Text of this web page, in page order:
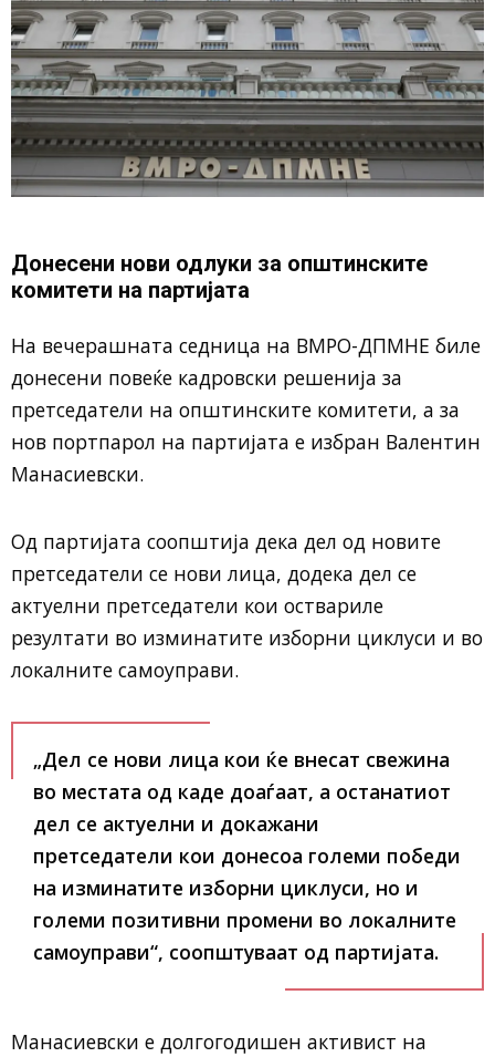
Донесени нови одлуки за општинските
комитети на партијата
На вечерашната седница на ВМРО-ДПМНЕ биле
донесени повеќе кадровски решенија за
претседатели на општинските комитети, а за
нов портпарол на партијата е избран Валентин
Манасиевски.
Од партијата соопштија дека дел од новите
претседатели се нови лица, додека дел се
актуелни претседатели кои оствариле
резултати во изминатите изборни циклуси и во
локалните самоуправи.
„Дел се нови лица кои ќе внесат свежина
во местата од каде доаѓаат, а останатиот
дел се актуелни и докажани
претседатели кои донесоа големи победи
на изминатите изборни циклуси, но и
големи позитивни промени во локалните
самоуправи“, соопштуваат од партијата.
Манасиевски е долгогодишен активист на